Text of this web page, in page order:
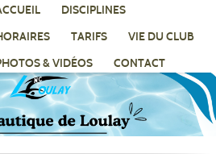
DISCIPLINES
TARIFS
VIE DU CLUB
& VIDÉOS
CONTACT